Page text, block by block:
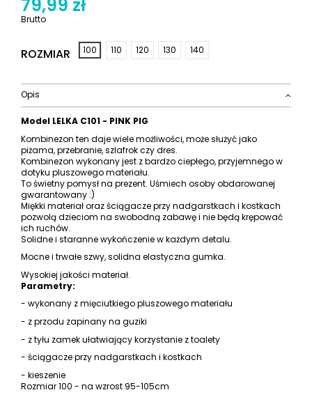
79,99 zł
Brutto
ROZMIAR 100 110 120 130 140
Opis
Model LELKA C101 - PINK PIG
Kombinezon ten daje wiele możliwości, może służyć jako
piżama, przebranie, szlafrok czy dres.
Kombinezon wykonany jest z bardzo ciepłego, przyjemnego w
dotyku pluszowego materiału.
To świetny pomysł na prezent. Uśmiech osoby obdarowanej
gwarantowany :)
Miękki materiał oraz ściągacze przy nadgarstkach i kostkach
pozwolą dzieciom na swobodną zabawę i nie będą krępować
ich ruchów.
Solidne i staranne wykończenie w każdym detalu.
Mocne i trwałe szwy, solidna elastyczna gumka.
Wysokiej jakości materiał.
Parametry:
- wykonany z mięciutkiego pluszowego materiału
- z przodu zapinany na guziki
- z tyłu zamek ułatwiający korzystanie z toalety
- ściągacze przy nadgarstkach i kostkach
- kieszenie
Rozmiar 100 - na wzrost 95-105cm